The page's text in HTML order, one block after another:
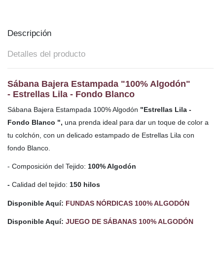
Descripción
Detalles del producto
Sábana Bajera Estampada "100% Algodón"
- Estrellas Lila - Fondo Blanco
Sábana Bajera Estampada 100% Algodón "Estrellas Lila -
Fondo Blanco ", una prenda ideal para dar un toque de color a
tu colchón, con un delicado estampado de Estrellas Lila con
fondo Blanco.
- Composición del Tejido: 100% Algodón
- Calidad del tejido: 150 hilos
Disponible Aquí: FUNDAS NÓRDICAS 100% ALGODÓN
Disponible Aquí: JUEGO DE SÁBANAS 100% ALGODÓN